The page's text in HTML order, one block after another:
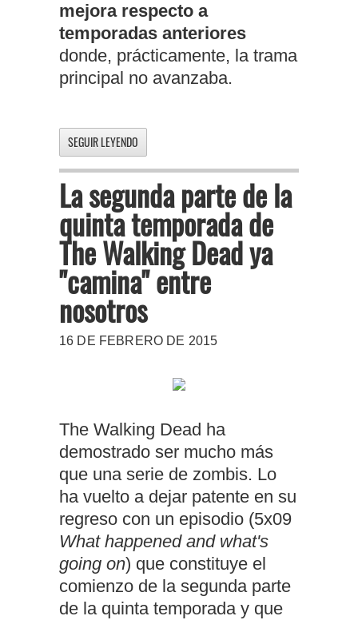
mejora respecto a
temporadas anteriores
donde, prácticamente, la trama
principal no avanzaba.
SEGUIR LEYENDO
La segunda parte de la
quinta temporada de
The Walking Dead ya
"camina" entre
nosotros
16 DE FEBRERO DE 2015
The Walking Dead ha
demostrado ser mucho más
que una serie de zombis. Lo
ha vuelto a dejar patente en su
regreso con un episodio (5x09
What happened and what's
going on) que constituye el
comienzo de la segunda parte
de la quinta temporada y que